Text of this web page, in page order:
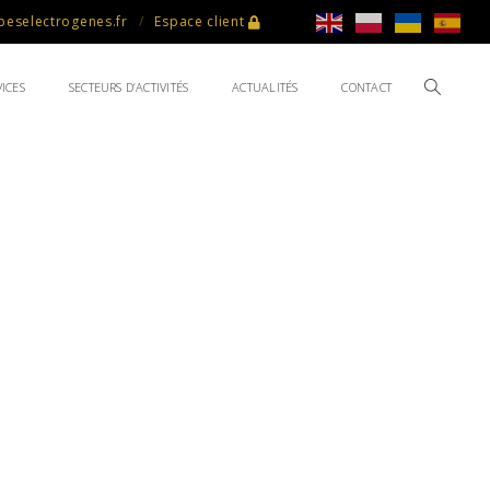
Espace client
SECTEURS D’ACTIVITÉS ACTUALITÉS CONTACT